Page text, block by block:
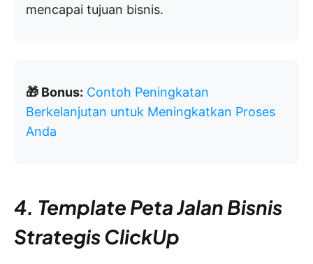
mencapai tujuan bisnis.
🎁 Bonus: Contoh Peningkatan
Berkelanjutan untuk Meningkatkan Proses
Anda
4. Template Peta Jalan Bisnis
Strategis ClickUp